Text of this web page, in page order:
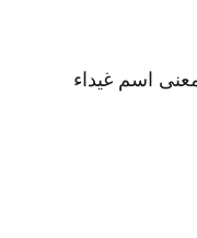
اسم غيداء